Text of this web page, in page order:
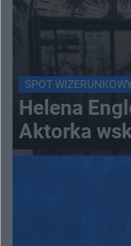
SPOT
Helena
Aktorka